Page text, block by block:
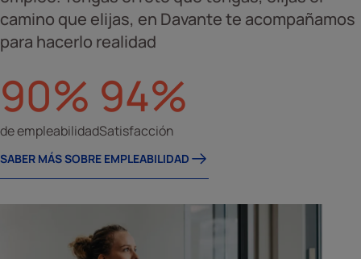
camino que elijas, en Davante te acompañamos
para hacerlo realidad
90%
de empleabilidad
94%
Satisfacción
SABER MÁS SOBRE EMPLEABILIDAD